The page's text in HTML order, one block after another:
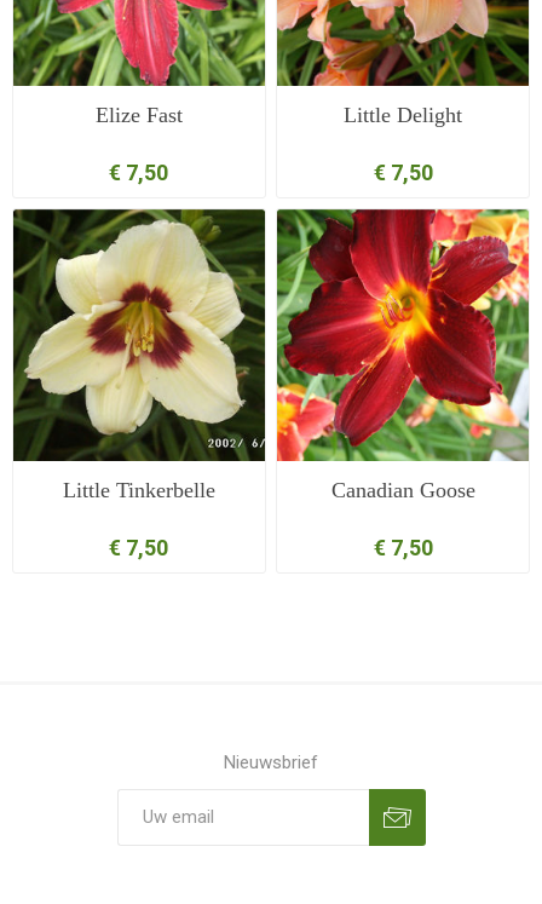
Elize Fast
€ 7,50
Little Delight
€ 7,50
Little Tinkerbelle
€ 7,50
Canadian Goose
€ 7,50
Nieuwsbrief